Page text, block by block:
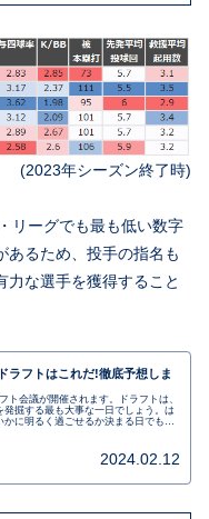
(2023年シーズン終了時)
リーグでも最も低い数字
あるため、投手の指名も
力な選手を獲得すること
ラフトはこれだ!徹底予想しま
ト会議が開催されます。ドラフトは、
掘する最も大事な一日でしょう。は
に明るく過ごせるか決まる日でもあ
2024.02.12